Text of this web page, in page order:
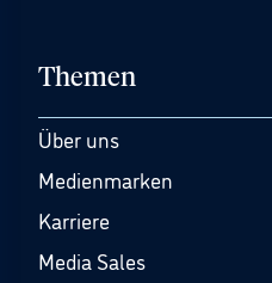
Themen
Über uns
Medienmarken
Karriere
Media Sales